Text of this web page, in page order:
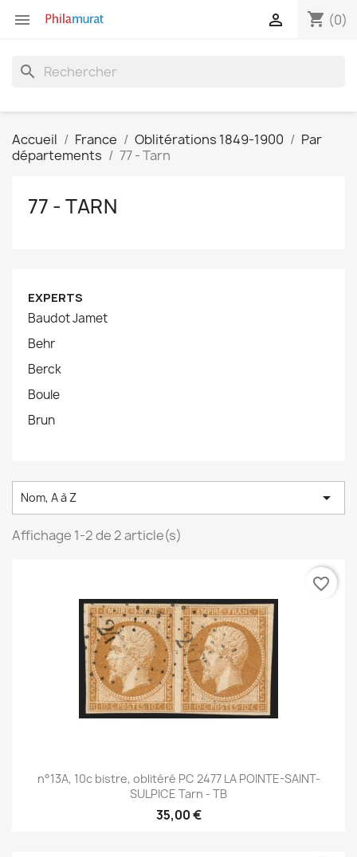
 shopping_cart (0)

search
Accueil France Oblitérations 1849-1900
Par
départements
77 - Tarn
77 - TARN
EXPERTS
Baudot Jamet
Behr
Berck
Boule
Brun
Nom, A à Z 
Affichage 1-2 de 2 article(s)
n°13A, 10c bistre, oblitéré PC 2477 LA POINTE-SAINT-
SULPICE Tarn - TB
35,00 €
favorite_border